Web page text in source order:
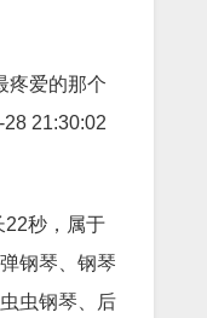
疼爱的那个
21:30:02
22秒，属于
钢琴、钢琴
虫钢琴、后